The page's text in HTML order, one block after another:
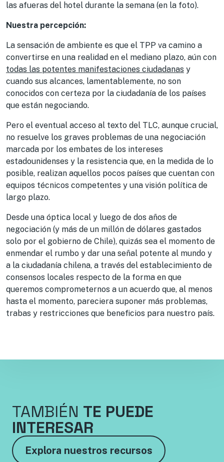
las afueras del hotel durante la semana (en la foto).
Nuestra percepción:
La sensación de ambiente es que el TPP va camino a
convertirse en una realidad en el mediano plazo, aún con
todas las potentes manifestaciones ciudadanas y
cuando sus alcances, lamentablemente, no son
conocidos con certeza por la ciudadanía de los países
que están negociando.
Pero el eventual acceso al texto del TLC, aunque crucial,
no resuelve los graves problemas de una negociación
marcada por los embates de los intereses
estadounidenses y la resistencia que, en la medida de lo
posible, realizan aquellos pocos países que cuentan con
equipos técnicos competentes y una visión política de
largo plazo.
Desde una óptica local y luego de dos años de
negociación (y más de un millón de dólares gastados
solo por el gobierno de Chile), quizás sea el momento de
enmendar el rumbo y dar una señal potente al mundo y
a la ciudadanía chilena, a través del establecimiento de
consensos locales respecto de la forma en que
queremos comprometernos a un acuerdo que, al menos
hasta el momento, pareciera suponer más problemas,
trabas y restricciones que beneficios para nuestro país.
TAMBIÉN TE PUEDE
INTERESAR
Explora nuestros recursos